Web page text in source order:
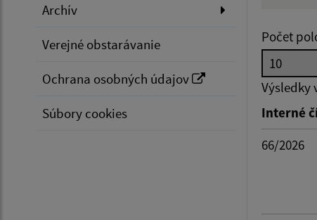
Archív
Verejné obstarávanie
Ochrana osobných údajov
Súbory cookies
Typ
Suma
Počet
Výsledky
Interné
66/2026